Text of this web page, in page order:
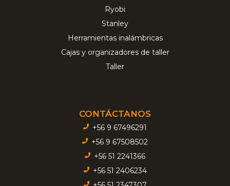
Ryobi
Stanley
Herramientas inalámbricas
Cajas y organizadores de taller
Taller
CONTÁCTANOS
+56 9 67496291
+56 9 67508502
+56 51 2241366
+56 51 2406234